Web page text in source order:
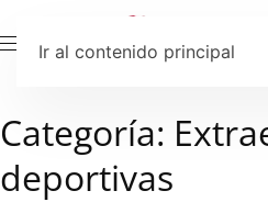
Ir al contenido principal
Categoría:
deportivas